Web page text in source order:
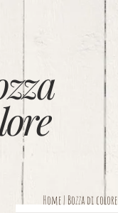
Home | Bozza di colore